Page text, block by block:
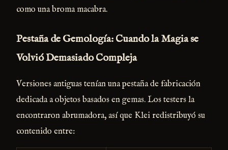
como una broma macabra.
Pestaña de Gemología: Cuando la Magia se
Volvió Demasiado Compleja
Versiones antiguas tenían una pestaña de fabricación
dedicada a objetos basados en gemas. Los testers la
encontraron abrumadora, así que Klei redistribuyó su
contenido entre: